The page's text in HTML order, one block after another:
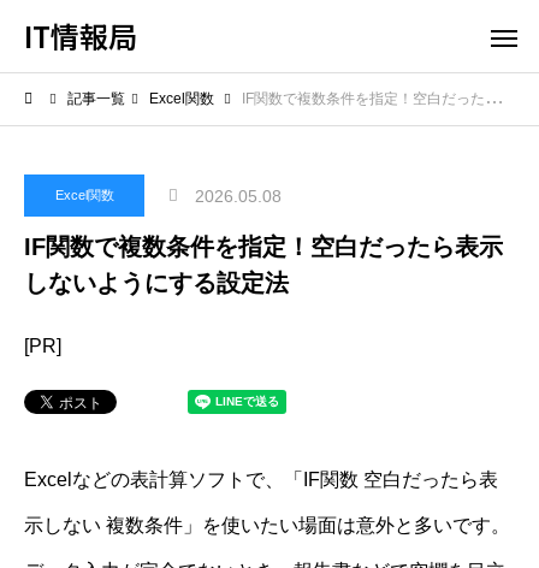
IT情報局
記事一覧 Excel関数 IF関数で複数条件を指定！空白だったら表示しないようにする設定法
Excel関数 2026.05.08
IF関数で複数条件を指定！空白だったら表示
しないようにする設定法
[PR]
Excelなどの表計算ソフトで、「IF関数 空白だったら表
示しない 複数条件」を使いたい場面は意外と多いです。